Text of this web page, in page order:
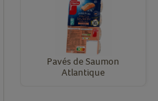
Pavés de Saumon
Atlantique